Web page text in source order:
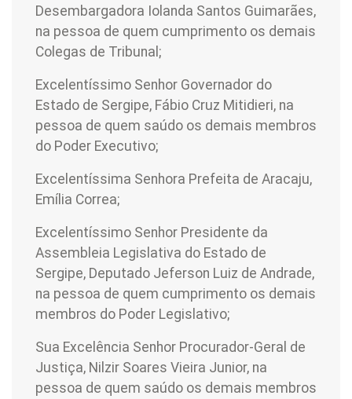
Desembargadora Iolanda Santos Guimarães,
na pessoa de quem cumprimento os demais
Colegas de Tribunal;
Excelentíssimo Senhor Governador do
Estado de Sergipe, Fábio Cruz Mitidieri, na
pessoa de quem saúdo os demais membros
do Poder Executivo;
Excelentíssima Senhora Prefeita de Aracaju,
Emília Correa;
Excelentíssimo Senhor Presidente da
Assembleia Legislativa do Estado de
Sergipe, Deputado Jeferson Luiz de Andrade,
na pessoa de quem cumprimento os demais
membros do Poder Legislativo;
Sua Excelência Senhor Procurador-Geral de
Justiça, Nilzir Soares Vieira Junior, na
pessoa de quem saúdo os demais membros